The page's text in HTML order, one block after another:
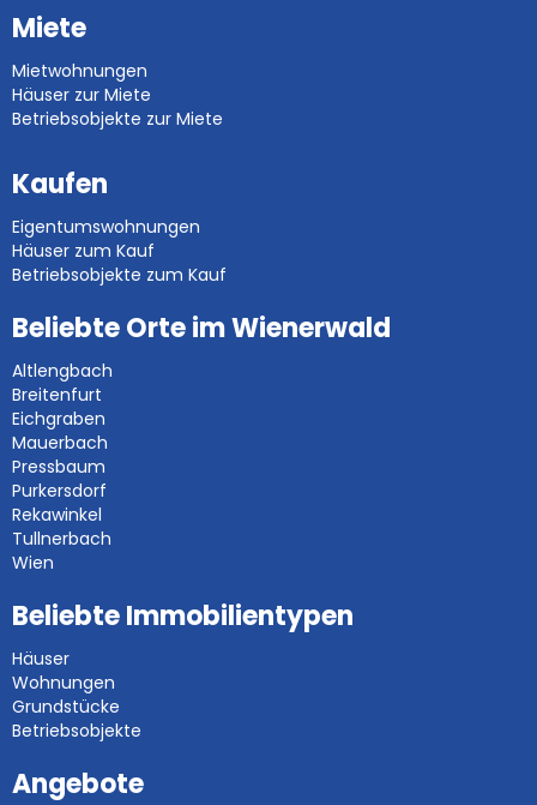
Miete
Mietwohnungen
Häuser zur Miete
Betriebsobjekte zur Miete
Kaufen
Eigentumswohnungen
Häuser zum Kauf
Betriebsobjekte zum Kauf
Beliebte Orte im Wienerwald
Altlengbach
Breitenfurt
Eichgraben
Mauerbach
Pressbaum
Purkersdorf
Rekawinkel
Tullnerbach
Wien
Beliebte Immobilientypen
Häuser
Wohnungen
Grundstücke
Betriebsobjekte
Angebote